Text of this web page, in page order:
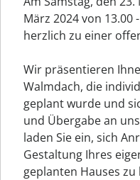
März 2024 von 13.00
herzlich zu einer
Wir präsentieren
Walmdach, die
geplant wurde und
und Übergabe an
laden Sie ein, sich
Gestaltung Ihres
geplanten Hauses